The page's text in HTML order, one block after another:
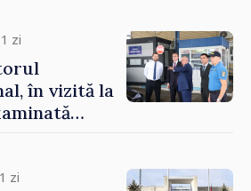
zi
în vizită la
zi